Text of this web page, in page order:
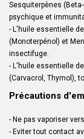
Sesquiterpènes
psychique et
- L'huile essentielle de
(Monoterpénol) et
insectifuge.
- L'huile essentielle de
(Carvacrol, Thymol),
Précautions
- Ne pas vaporiser
- Eviter tout contact